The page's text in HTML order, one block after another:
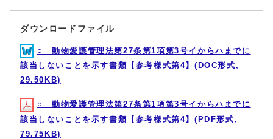
ダウンロードファイル
○ 動物愛護管理法第27条第1項第3号イからハまでに
該当しないことを示す書類【参考様式第4】(DOC形式,
29.50KB)
○ 動物愛護管理法第27条第1項第3号イからハまでに
該当しないことを示す書類【参考様式第4】(PDF形式,
79.75KB)